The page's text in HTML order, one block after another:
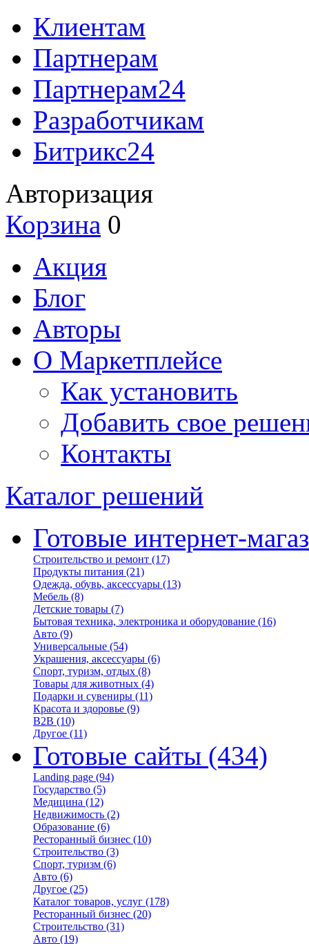
Клиентам
Партнерам
Партнерам24
Разработчикам
Битрикс24
Авторизация
Корзина 0
Акция
Блог
Авторы
О Маркетплейсе
Как установить
Добавить свое
Контакты
Каталог решений
Готовые интернет-
Строительство и ремонт (17)
Продукты питания (21)
Одежда, обувь, аксессуары (13)
Мебель (8)
Детские товары (7)
Бытовая техника, электроника и оборудование (16)
Авто (9)
Универсальные (54)
Украшения, аксессуары (6)
Спорт, туризм, отдых (8)
Товары для животных (4)
Подарки и сувениры (11)
Красота и здоровье (9)
B2B (10)
Другое (11)
Готовые сайты (434)
Landing page (94)
Государство (5)
Медицина (12)
Недвижимость (2)
Образование (6)
Ресторанный бизнес (10)
Строительство (3)
Спорт, туризм (6)
Авто (6)
Другое (25)
Каталог товаров, услуг (178)
Ресторанный бизнес (20)
Строительство (31)
Авто (19)